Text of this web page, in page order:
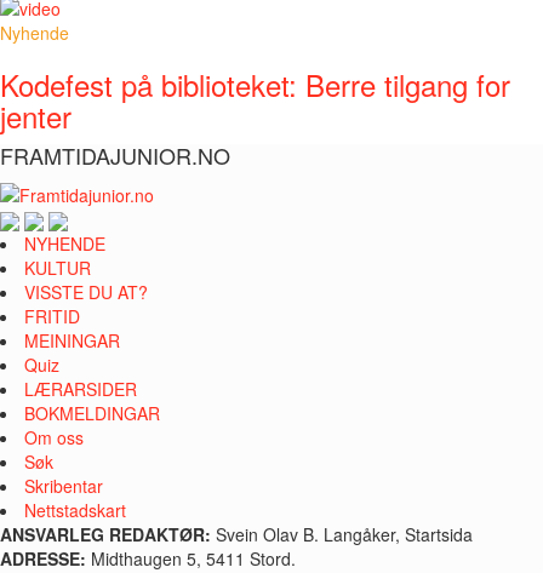
Nyhende
Kodefest på biblioteket: Berre tilgang for
jenter
FRAMTIDAJUNIOR.NO
NYHENDE
KULTUR
VISSTE DU AT?
FRITID
MEININGAR
Quiz
LÆRARSIDER
BOKMELDINGAR
Om oss
Søk
Skribentar
Nettstadskart
ANSVARLEG REDAKTØR: Svein Olav B. Langåker, Startsida
ADRESSE: Midthaugen 5, 5411 Stord.